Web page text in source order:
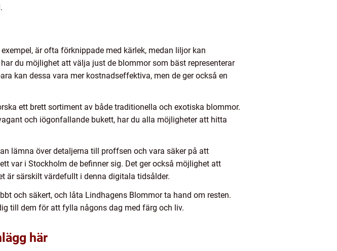
är ofta förknippade med kärlek, medan liljor kan
du möjlighet att välja just de blommor som bäst representerar
kan dessa vara mer kostnadseffektiva, men de ger också en
ett brett sortiment av både traditionella och exotiska blommor.
och iögonfallande bukett, har du alla möjligheter att hitta
lämna över detaljerna till proffsen och vara säker på att
var i Stockholm de befinner sig. Det ger också möjlighet att
är särskilt värdefullt i denna digitala tidsålder.
och säkert, och låta Lindhagens Blommor ta hand om resten.
till dem för att fylla någons dag med färg och liv.
här